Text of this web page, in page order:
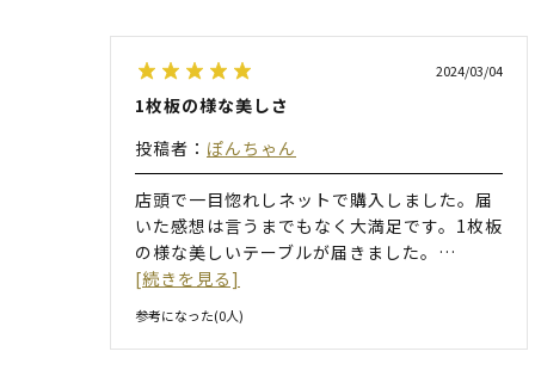
2024/03/04
1枚板の様な美しさ
投稿者： ぽんちゃん
店頭で一目惚れしネットで購入しました。届
いた感想は言うまでもなく大満足です。1枚板
の様な美しいテーブルが届きました。 …
[続きを見る]
参考になった(0人)